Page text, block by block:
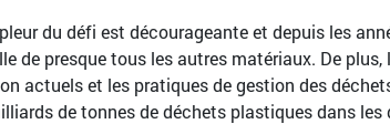
du défi est décourageante et depuis les
de presque tous les autres matériaux. De plus,
actuels et les pratiques de gestion des
de tonnes de déchets plastiques dans les